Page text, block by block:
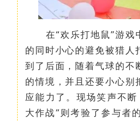
在“欢乐打地鼠”游戏
的同时小心的避免被猎
到了后面，随着气球的
的情境，并且还要小心
应能力了。现场笑声不
大作战”则考验了参与者